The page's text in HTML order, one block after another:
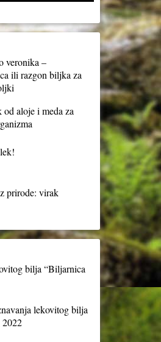
veronika –
ili razgon biljka za
aloje i meda za
prirode: virak
bilja “Biljarnica
lekovitog bilja